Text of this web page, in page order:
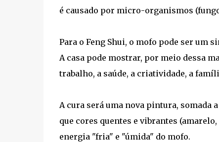
é causado por micro-organismos
Para o Feng Shui, o mofo pode ser um
A casa pode mostrar, por meio dessa
trabalho, a saúde, a criatividade, a
A cura será uma nova pintura, somada
que cores quentes e vibrantes
energia "fria" e "úmida" do mofo.